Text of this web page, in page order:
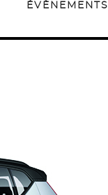
ÉVÈNEMENTS